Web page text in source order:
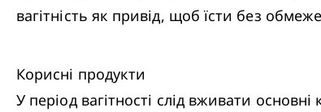
вагітність як привід, щоб їсти без
Корисні продукти
У період вагітності слід вживати